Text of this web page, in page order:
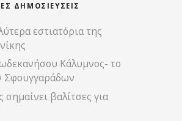
ΔΗΜΟΣΙΕΎΣΕΙΣ
εστιατόρια της
Κάλυμνος- το
Σφουγγαράδων
σημαίνει βαλίτσες για